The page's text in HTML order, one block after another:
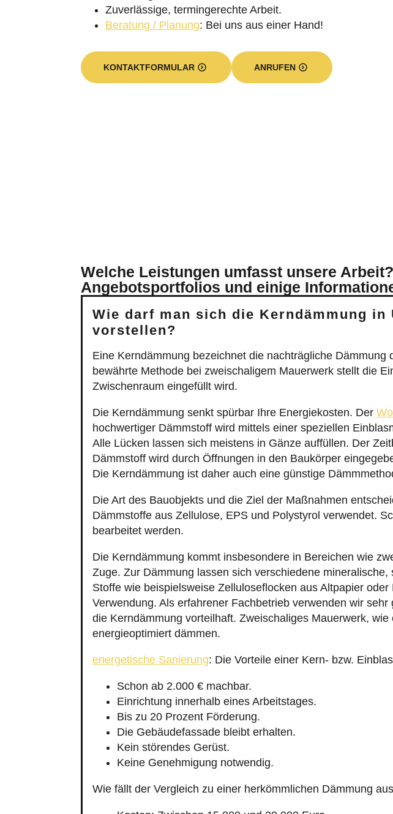
Beratung / Planung: Bei uns aus einer Hand!
Angebotsportfolios und einige
Wie darf man sich die Kerndämmung
vorstellen?
Eine Kerndämmung bezeichnet die nachträgliche
bewährte Methode bei zweischaligem Mauerwerk stellt die
Zwischenraum eingefüllt wird.
Die Kerndämmung senkt spürbar Ihre Energiekosten. Der
hochwertiger Dämmstoff wird mittels einer speziellen
Alle Lücken lassen sich meistens in Gänze auffüllen. Der
Dämmstoff wird durch Öffnungen in den Baukörper
Die Kerndämmung ist daher auch eine günstige
Die Art des Bauobjekts und die Ziel der Maßnahmen
Dämmstoffe aus Zellulose, EPS und Polystyrol verwendet.
bearbeitet werden.
Die Kerndämmung kommt insbesondere in Bereichen wie
Zuge. Zur Dämmung lassen sich verschiedene
Stoffe wie beispielsweise Zelluloseflocken aus Altpapier
Verwendung. Als erfahrener Fachbetrieb verwenden wir
die Kerndämmung vorteilhaft. Zweischaliges Mauerwerk,
energieoptimiert dämmen.
energetische Sanierung: Die Vorteile einer Kern- bzw.
Schon ab 2.000 € machbar.
Einrichtung innerhalb eines Arbeitstages.
Bis zu 20 Prozent Förderung.
Die Gebäudefassade bleibt erhalten.
Kein störendes Gerüst.
Keine Genehmigung notwendig.
Wie fällt der Vergleich zu einer herkömmlichen Dämmung aus?
Kosten: Zwischen 15.000 und 20.000 Euro.